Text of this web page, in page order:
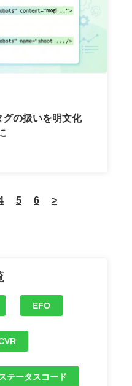
の扱いを明文化
5 6 >
EFO
テータスコード